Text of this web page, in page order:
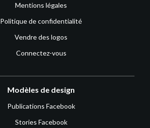
Mentions légales
Politique de confidentialité
Vendre des logos
Connectez-vous
Modèles de design
Publications Facebook
Stories Facebook